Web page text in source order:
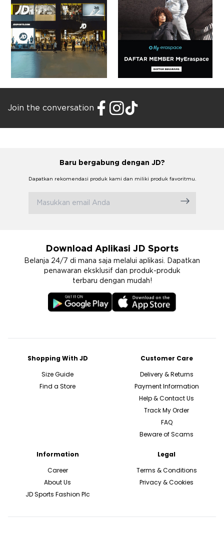
Join the conversation
Baru bergabung dengan JD?
Dapatkan rekomendasi produk kami dan miliki produk favoritmu.
Download Aplikasi JD Sports
Belanja 24/7 di mana saja melalui aplikasi. Dapatkan
penawaran eksklusif dan produk-produk
terbaru dengan mudah!
Shopping With JD
Size Guide
Find a Store
Customer Care
Delivery & Returns
Payment Information
Help & Contact Us
Track My Order
FAQ
Beware of Scams
Information
Career
About Us
JD Sports Fashion Plc
Legal
Terms & Conditions
Privacy & Cookies